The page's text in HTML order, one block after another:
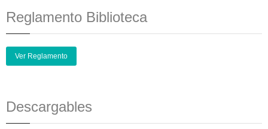
Reglamento Biblioteca
Ver Reglamento
Descargables